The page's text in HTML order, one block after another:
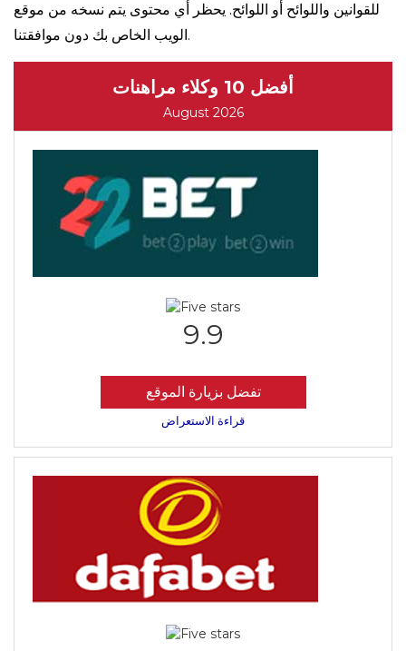
للقوانين واللوائح أو اللوائح. يحظر أي محتوى يتم نسخه من موقع
الويب الخاص بك دون موافقتنا.
أفضل 10 وكلاء مراهنات
August 2026
9.9
تفضل بزيارة الموقع
قراءة الاستعراض